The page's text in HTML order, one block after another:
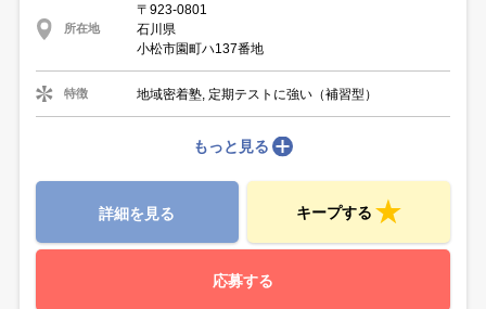
所在地
〒923-0801
石川県
小松市園町ハ137番地
特徴 地域密着塾, 定期テストに強い（補習型）
もっと見る
詳細を見る キープする
応募する